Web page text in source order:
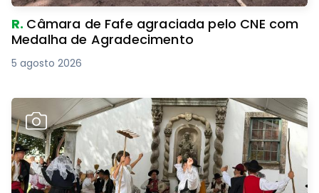
R. Câmara de Fafe agraciada pelo CNE com
Medalha de Agradecimento
5 agosto 2026